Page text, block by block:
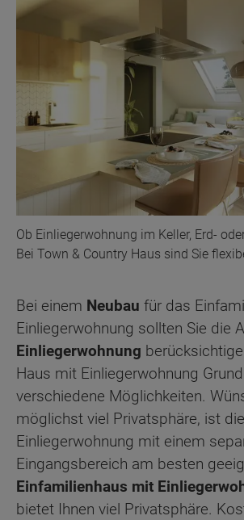
Ob Einliegerwohnung im Keller, Erd-
Bei Town & Country Haus sind Sie
Bei einem Neubau für das
Einliegerwohnung sollten Sie die
Einliegerwohnung
Haus mit Einliegerwohnung
verschiedene Möglichkeiten.
möglichst viel Privatsphäre, ist die
Einliegerwohnung mit einem
Eingangsbereich am besten
Einfamilienhaus mit
bietet Ihnen viel Privatsphäre.